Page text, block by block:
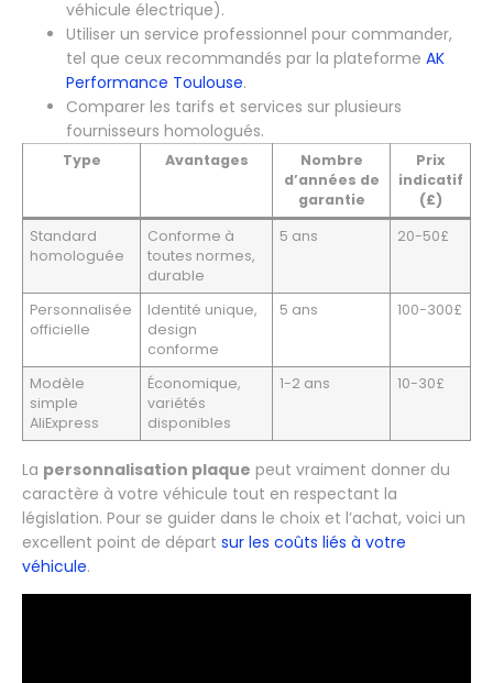
véhicule électrique).
Utiliser un service professionnel pour commander,
tel que ceux recommandés par la plateforme AK
Performance Toulouse.
Comparer les tarifs et services sur plusieurs
fournisseurs homologués.
Type Avantages
Nombre
d’années de
garantie
Prix
indicatif
(£)
Standard
homologuée
Conforme à
toutes normes,
durable
5 ans 20-50£
Personnalisée
officielle
Identité unique,
design
conforme
5 ans 100-300£
Modèle
simple
AliExpress
Économique,
variétés
disponibles
1-2 ans 10-30£
La personnalisation plaque peut vraiment donner du
caractère à votre véhicule tout en respectant la
législation. Pour se guider dans le choix et l’achat, voici un
excellent point de départ sur les coûts liés à votre
véhicule.